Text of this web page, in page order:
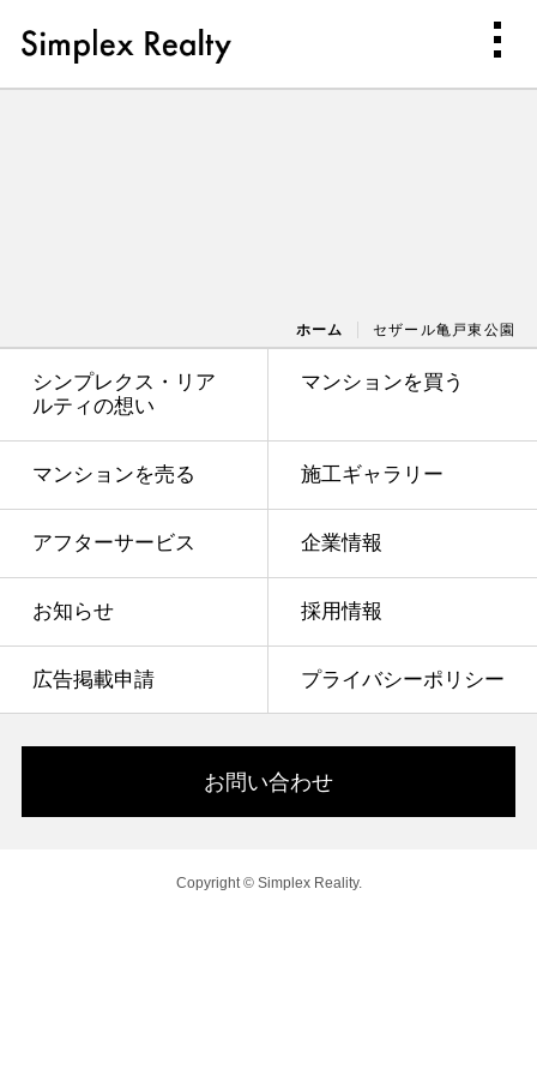
ホーム セザール亀戸東公園
シンプレクス・リア
ルティの想い
マンションを買う
マンションを売る 施工ギャラリー
アフターサービス 企業情報
お知らせ 採用情報
広告掲載申請 プライバシーポリシー
お問い合わせ
Copyright © Simplex Reality.